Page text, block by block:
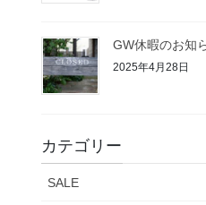
GW休暇のお知
2025年4月28日
カテゴリー
SALE